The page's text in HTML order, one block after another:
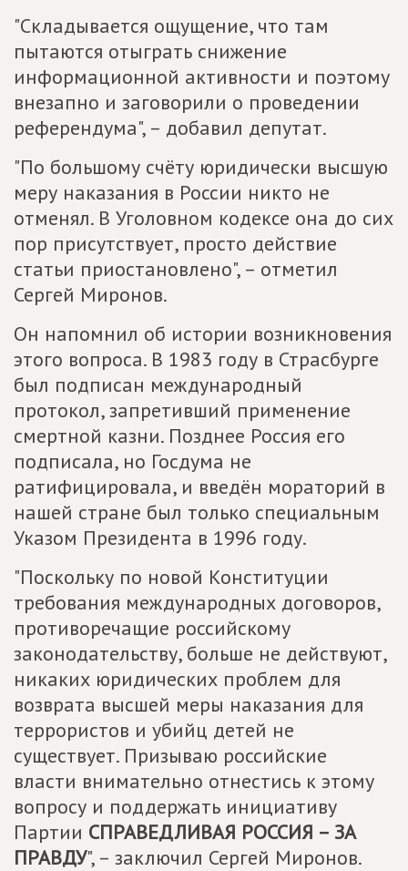
"Складывается ощущение, что там
пытаются отыграть снижение
информационной активности и поэтому
внезапно и заговорили о проведении
референдума", – добавил депутат.
"По большому счёту юридически высшую
меру наказания в России никто не
отменял. В Уголовном кодексе она до сих
пор присутствует, просто действие
статьи приостановлено", – отметил
Сергей Миронов.
Он напомнил об истории возникновения
этого вопроса. В 1983 году в Страсбурге
был подписан международный
протокол, запретивший применение
смертной казни. Позднее Россия его
подписала, но Госдума не
ратифицировала, и введён мораторий в
нашей стране был только специальным
Указом Президента в 1996 году.
"Поскольку по новой Конституции
требования международных договоров,
противоречащие российскому
законодательству, больше не действуют,
никаких юридических проблем для
возврата высшей меры наказания для
террористов и убийц детей не
существует. Призываю российские
власти внимательно отнестись к этому
вопросу и поддержать инициативу
Партии СПРАВЕДЛИВАЯ РОССИЯ – ЗА
ПРАВДУ", – заключил Сергей Миронов.